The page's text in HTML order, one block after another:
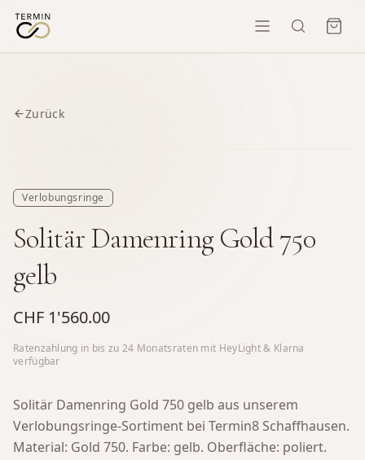
Zurück
Verlobungsringe
Solitär Damenring Gold 750
gelb
CHF 1'560.00
Ratenzahlung in bis zu 24 Monatsraten mit HeyLight & Klarna
verfügbar
Solitär Damenring Gold 750 gelb aus unserem
Verlobungsringe-Sortiment bei Termin8 Schaffhausen.
Material: Gold 750. Farbe: gelb. Oberfläche: poliert.